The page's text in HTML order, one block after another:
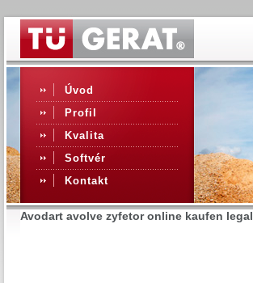
Úvod
Profil
Kvalita
Softvér
Kontakt
Avodart avolve zyfetor online kaufen legal